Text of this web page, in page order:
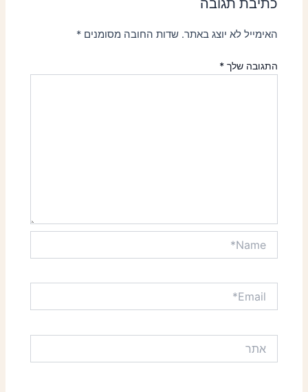
כתיבת תגובה
האימייל לא יוצג באתר. שדות החובה מסומנים*
התגובה שלך*